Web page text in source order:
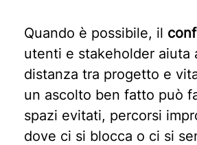
Quando è possibile, il
utenti e stakeholder aiuta
distanza tra progetto e
un ascolto ben fatto può
spazi evitati, percorsi
dove ci si blocca o ci si